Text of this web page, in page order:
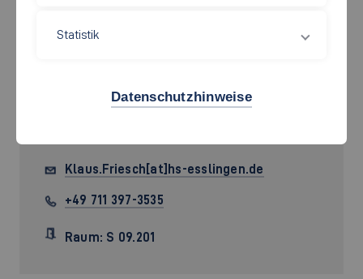
Klaus.Friesch[at]hs-esslingen.de
+49 711 397-3535
Raum: S 09.201
Statistik
Datenschutzhinweise